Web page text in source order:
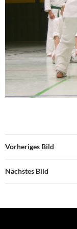
Vorheriges Bild
Nächstes Bild